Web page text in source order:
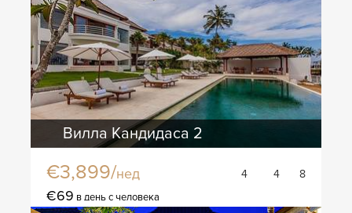
Вилла Кандидаса 2
€3,899/нед 4 4 8
€69 в день с человека